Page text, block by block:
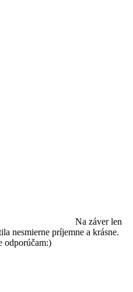
Na záver len
nesmierne príjemne a krásne.
odporúčam:)